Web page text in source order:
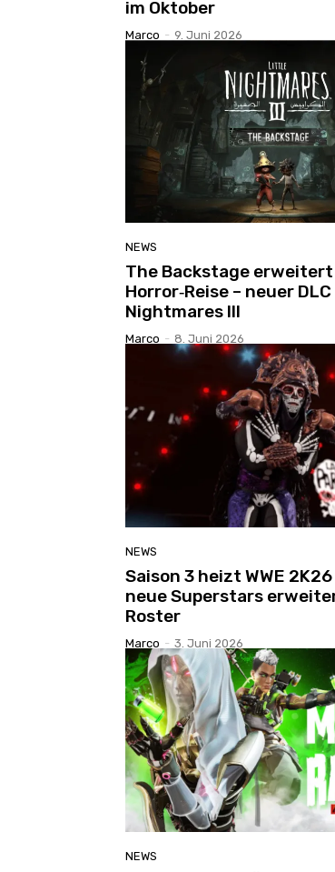
im Oktober
Marco - 9. Juni 2026
NEWS
The Backstage
Horror‑Reise – neuer
Nightmares III
Marco - 8. Juni 2026
NEWS
Saison 3 heizt WWE
neue Superstars
Roster
Marco - 3. Juni 2026
NEWS